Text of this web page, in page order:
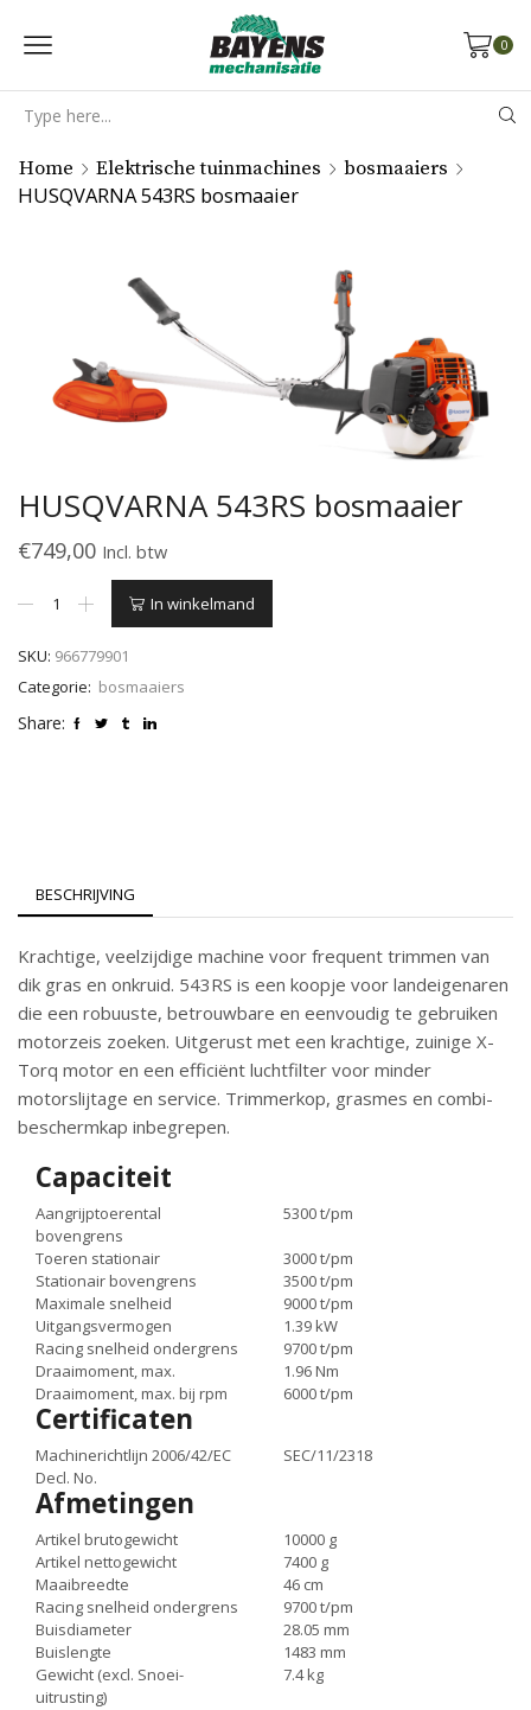
0
Home Elektrische tuinmachines bosmaaiers
HUSQVARNA 543RS bosmaaier
HUSQVARNA 543RS bosmaaier
€749,00 Incl. btw
543RS
aantal
In winkelmand
SKU: 966779901
Categorie: bosmaaiers
Share:
BESCHRIJVING
Krachtige, veelzijdige machine voor frequent trimmen van
dik gras en onkruid. 543RS is een koopje voor landeigenaren
die een robuuste, betrouwbare en eenvoudig te gebruiken
motorzeis zoeken. Uitgerust met een krachtige, zuinige X-
Torq motor en een efficiënt luchtfilter voor minder
motorslijtage en service. Trimmerkop, grasmes en combi-
beschermkap inbegrepen.
Capaciteit
Aangrijptoerental
bovengrens
5300 t/pm
Toeren stationair
3000 t/pm
Stationair bovengrens
3500 t/pm
Maximale snelheid
9000 t/pm
Uitgangsvermogen
1.39 kW
Racing snelheid ondergrens
9700 t/pm
Draaimoment, max.
1.96 Nm
Draaimoment, max. bij rpm
6000 t/pm
Certificaten
Machinerichtlijn 2006/42/EC
Decl. No.
SEC/11/2318
Afmetingen
Artikel brutogewicht
10000 g
Artikel nettogewicht
7400 g
Maaibreedte
46 cm
Racing snelheid ondergrens
9700 t/pm
Buisdiameter
28.05 mm
Buislengte
1483 mm
Gewicht (excl. Snoei-
uitrusting)
7.4 kg